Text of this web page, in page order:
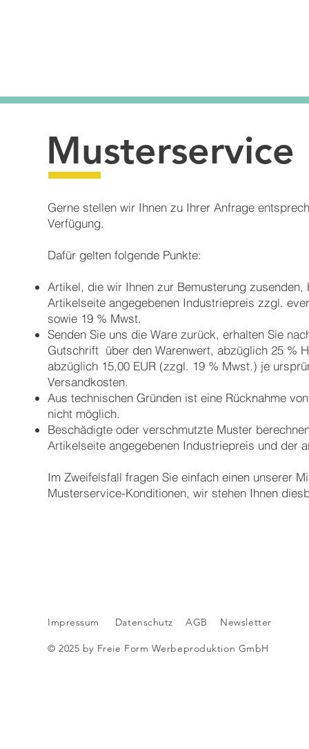
Musterservice
Gerne stellen wir Ihnen zu Ihrer Anfrage
Verfügung.
Dafür gelten folgende Punkte:
Artikel, die wir Ihnen zur Bemusterung
Artikelseite angegebenen Industriepreis zzgl.
sowie 19 % Mwst.
Senden Sie uns die Ware zurück, erhalten Sie
Gutschrift über den Warenwert, abzüglich 25 %
abzüglich 15,00 EUR (zzgl. 19 % Mwst.) je
Versandkosten.
Aus technischen Gründen ist eine Rücknahme
nicht möglich.
Beschädigte oder verschmutzte Muster
Artikelseite angegebenen Industriepreis und
Im Zweifelsfall fragen Sie einfach einen unserer
Musterservice-Konditionen, wir stehen Ihnen
Impressum Datenschutz AGB Newsletter
© 2025 by Freie Form Werbeproduktion GmbH